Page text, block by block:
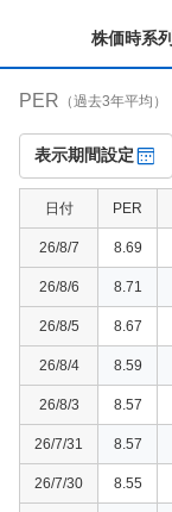
列
株価時系列
PER （過去3年平均）
表示期間設定
日付 PER
26/8/7 8.69
26/8/6 8.71
26/8/5 8.67
26/8/4 8.59
26/8/3 8.57
26/7/31 8.57
26/7/30 8.55